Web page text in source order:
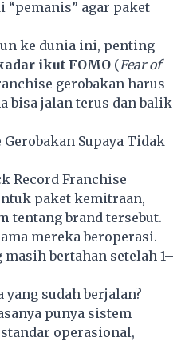
“pemanis” agar paket
ke dunia ini, penting
ikut FOMO (Fear of
gerobakan harus
bisa jalan terus dan balik
Supaya Tidak
Record Franchise
paket kemitraan,
tentang brand tersebut.
mereka beroperasi.
masih bertahan setelah 1–
sudah berjalan?
punya sistem
operasional,